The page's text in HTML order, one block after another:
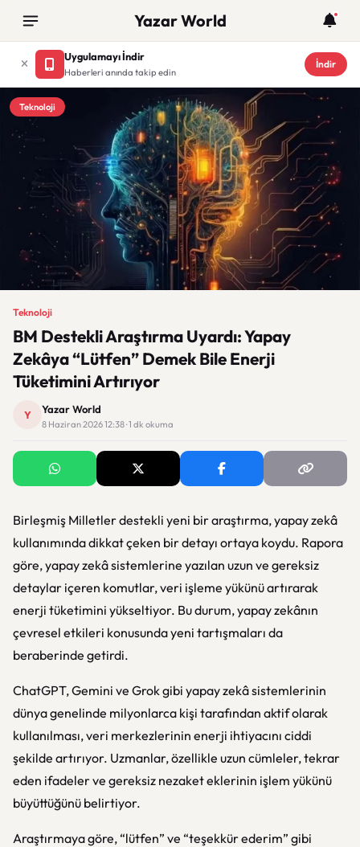
Yazar World
Uygulamayı İndir
Haberleri anında takip edin
İndir
Teknoloji
Teknoloji
BM Destekli Araştırma Uyardı: Yapay
Zekâya “Lütfen” Demek Bile Enerji
Tüketimini Artırıyor
Y Yazar World
8 Haziran 2026 12:38 · 1 dk okuma
Birleşmiş Milletler destekli yeni bir araştırma, yapay zekâ
kullanımında dikkat çeken bir detayı ortaya koydu. Rapora
göre, yapay zekâ sistemlerine yazılan uzun ve gereksiz
detaylar içeren komutlar, veri işleme yükünü artırarak
enerji tüketimini yükseltiyor. Bu durum, yapay zekânın
çevresel etkileri konusunda yeni tartışmaları da
beraberinde getirdi.
ChatGPT, Gemini ve Grok gibi yapay zekâ sistemlerinin
dünya genelinde milyonlarca kişi tarafından aktif olarak
kullanılması, veri merkezlerinin enerji ihtiyacını ciddi
şekilde artırıyor. Uzmanlar, özellikle uzun cümleler, tekrar
eden ifadeler ve gereksiz nezaket eklerinin işlem yükünü
büyüttüğünü belirtiyor.
Araştırmaya göre, “lütfen” ve “teşekkür ederim” gibi